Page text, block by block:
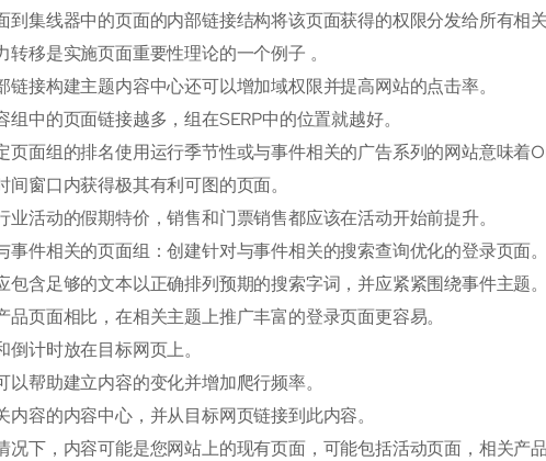
到集线器中的页面的内部链接结构将该页面获得的权限分发给所有相关
转移是实施页面重要性理论的一个例子 。
链接构建主题内容中心还可以增加域权限并提高网站的点击率。
组中的页面链接越多，组在SERP中的位置就越好。
页面组的排名使用运行季节性或与事件相关的广告系列的网站意味着
间窗口内获得极其有利可图的页面。
业活动的假期特价，销售和门票销售都应该在活动开始前提升。
事件相关的页面组：创建针对与事件相关的搜索查询优化的登录页面。
包含足够的文本以正确排列预期的搜索字词，并应紧紧围绕事件主题。
品页面相比，在相关主题上推广丰富的登录页面更容易。
倒计时放在目标网页上。
以帮助建立内容的变化并增加爬行频率。
内容的内容中心，并从目标网页链接到此内容。
况下，内容可能是您网站上的现有页面，可能包括活动页面，相关产